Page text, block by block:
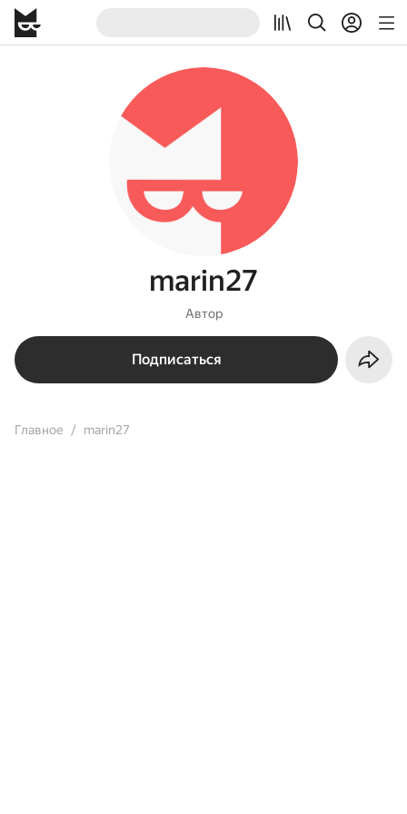
marin27
Автор
Подписаться
Главное marin27